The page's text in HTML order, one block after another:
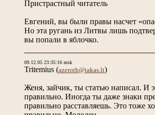
Пристрастный читатель
Евгений, вы были правы насчет
Но эта ругань из Литвы лишь
вы попали в яблочко.
09.12.05 23:35:16 msk
Tritemius (azeroth@takas.lt)
Женя, зайчик, ты статью написал. И
правильно. Иногда ты даже знаки
правильно расставляешь. Это тоже